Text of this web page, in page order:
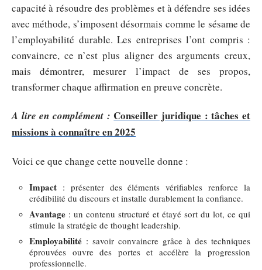
capacité à résoudre des problèmes et à défendre ses idées
avec méthode, s’imposent désormais comme le sésame de
l’employabilité durable. Les entreprises l’ont compris :
convaincre, ce n’est plus aligner des arguments creux,
mais démontrer, mesurer l’impact de ses propos,
transformer chaque affirmation en preuve concrète.
A lire en complément : Conseiller juridique : tâches et
missions à connaître en 2025
Voici ce que change cette nouvelle donne :
Impact : présenter des éléments vérifiables renforce la
crédibilité du discours et installe durablement la confiance.
Avantage : un contenu structuré et étayé sort du lot, ce qui
stimule la stratégie de thought leadership.
Employabilité : savoir convaincre grâce à des techniques
éprouvées ouvre des portes et accélère la progression
professionnelle.